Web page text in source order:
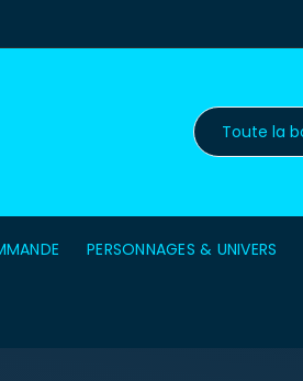
PERSONNAGES & UNIVERS